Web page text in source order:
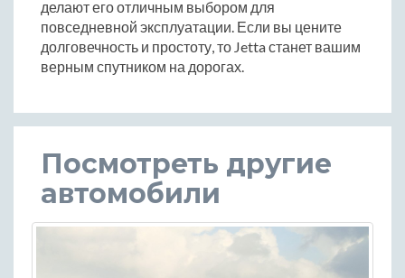
делают его отличным выбором для
повседневной эксплуатации. Если вы цените
долговечность и простоту, то Jetta станет вашим
верным спутником на дорогах.
Посмотреть другие
автомобили